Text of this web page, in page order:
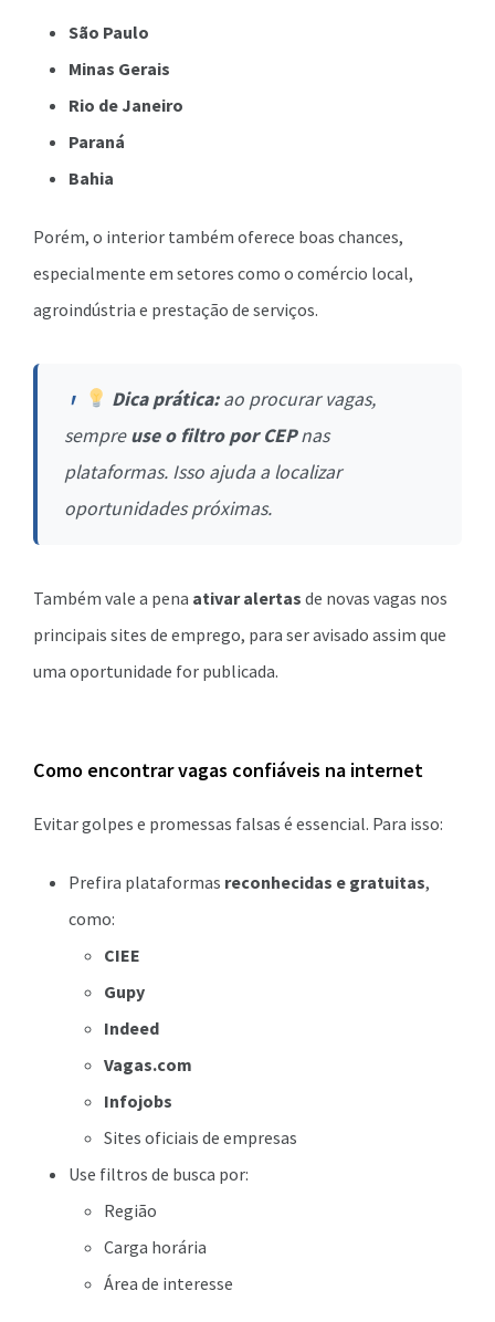
São Paulo
Minas Gerais
Rio de Janeiro
Paraná
Bahia
Porém, o interior também oferece boas chances,
especialmente em setores como o comércio local,
agroindústria e prestação de serviços.
Dica prática:ao procurar vagas,
sempreuse o filtro por CEPnas
plataformas. Isso ajuda a localizar
oportunidades próximas.
Também vale a pena ativar alertas de novas vagas nos
principais sites de emprego, para ser avisado assim que
uma oportunidade for publicada.
Como encontrar vagas confiáveis na internet
Evitar golpes e promessas falsas é essencial. Para isso:
Prefira plataformas reconhecidas e gratuitas,
como:
CIEE
Gupy
Indeed
Vagas.com
Infojobs
Sites oficiais de empresas
Use filtros de busca por:
Região
Carga horária
Área de interesse